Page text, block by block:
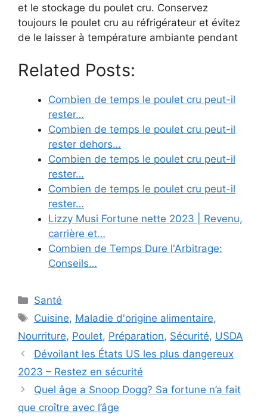
et le stockage du poulet cru. Conservez
toujours le poulet cru au réfrigérateur et évitez
de le laisser à température ambiante pendant
Related Posts:
Combien de temps le poulet cru peut-il
rester…
Combien de temps le poulet cru peut-il
rester dehors…
Combien de temps le poulet cru peut-il
rester…
Combien de temps le poulet cru peut-il
rester…
Lizzy Musi Fortune nette 2023 | Revenu,
carrière et…
Combien de Temps Dure l'Arbitrage:
Conseils…
Categories
Santé
Tags
Cuisine, Maladie d'origine alimentaire,
Nourriture, Poulet, Préparation, Sécurité, USDA
Dévoilant les États US les plus dangereux
2023 – Restez en sécurité
Quel âge a Snoop Dogg? Sa fortune n’a fait
que croître avec l’âge